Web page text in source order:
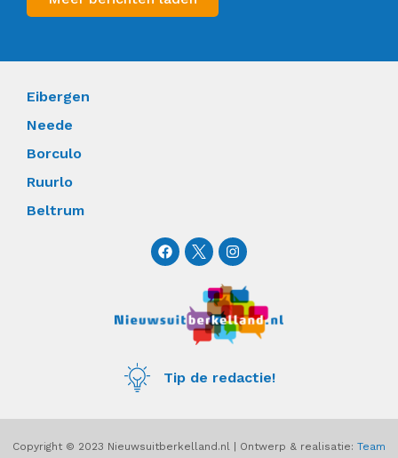
Eibergen
Neede
Borculo
Ruurlo
Beltrum
F
a
c
o
o
I
n
s
t
a
g
r
a
Tip de redactie!
Copyright © 2023 Nieuwsuitberkelland.nl | Ontwerp & realisatie: Team